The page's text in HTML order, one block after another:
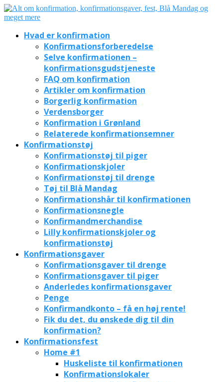
Hvad er konfirmation
Konfirmationsforberedelse
Selve konfirmationen –
konfirmationsgudstjeneste
FAQ om konfirmation
Artikler om konfirmation
Borgerlig konfirmation
Verdensborger
Konfirmation i Grønland
Relaterede konfirmationsemner
Konfirmationstøj
Konfirmationstøj til piger
Konfirmationskjoler
Konfirmationstøj til drenge
Tøj til Blå Mandag
Konfirmationshår til konfirmationen
Konfirmationsnegle
Konfirmandmerchandise
Lilly konfirmationskjoler og
konfirmationstøj
Konfirmationsgaver
Konfirmationsgaver til drenge
Konfirmationsgaver til piger
Anderledes konfirmationsgaver
Penge
Konfirmandkonto – få en høj rente!
Fik du det, du ønskede dig til din
konfirmation?
Konfirmationsfest
Home #1
Huskeliste til konfirmationen
Konfirmationslokaler